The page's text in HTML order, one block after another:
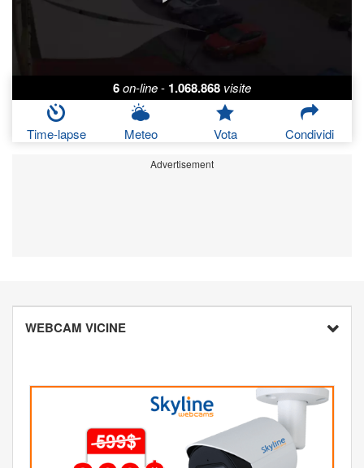
6on-line- 1.068.868 visite
Time-lapse Meteo Vota Condividi
Advertisement
WEBCAM VICINE